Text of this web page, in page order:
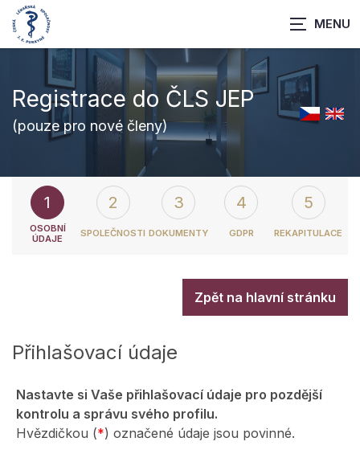
Registrace do ČLS JEP
(pouze pro nové členy)
1
OSOBNÍ
ÚDAJE
2
SPOLEČNOSTI
3
DOKUMENTY
4
GDPR
5
REKAPITULACE
Zpět na hlavní stránku
Přihlašovací údaje
Nastavte si Vaše přihlašovací údaje pro pozdější
kontrolu a správu svého profilu.
Hvězdičkou (*) označené údaje jsou povinné.